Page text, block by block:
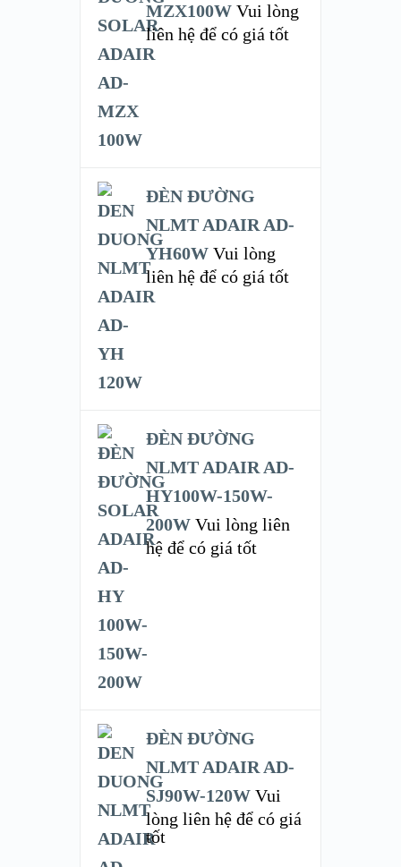
MZX100W Vui lòng
liên hệ để có giá tốt
ĐÈN ĐƯỜNG
NLMT ADAIR AD-
YH60W Vui lòng
liên hệ để có giá tốt
ĐÈN ĐƯỜNG
NLMT ADAIR AD-
HY100W-150W-
200W Vui lòng liên
hệ để có giá tốt
ĐÈN ĐƯỜNG
NLMT ADAIR AD-
SJ90W-120W Vui
lòng liên hệ để có giá
tốt